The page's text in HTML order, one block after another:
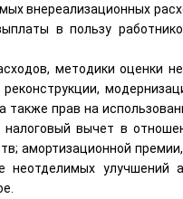
внереализационных
в пользу
методики оценки
прав на
вычет в
амортизационной
неотделимых улучшений